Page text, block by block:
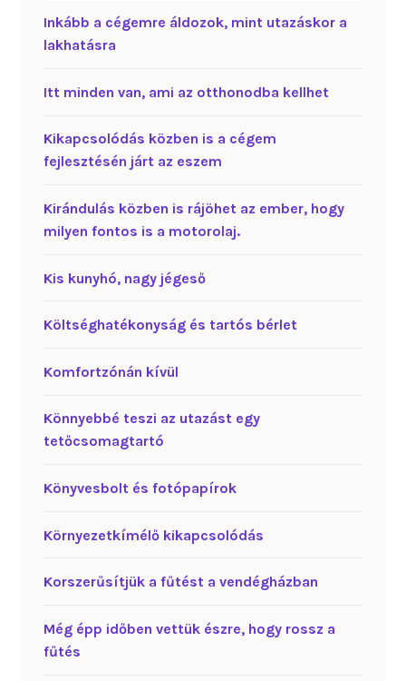
Inkább a cégemre áldozok, mint utazáskor a
lakhatásra
Itt minden van, ami az otthonodba kellhet
Kikapcsolódás közben is a cégem
fejlesztésén járt az eszem
Kirándulás közben is rájöhet az ember, hogy
milyen fontos is a motorolaj.
Kis kunyhó, nagy jégeső
Költséghatékonyság és tartós bérlet
Komfortzónán kívül
Könnyebbé teszi az utazást egy
tetőcsomagtartó
Könyvesbolt és fotópapírok
Környezetkímélő kikapcsolódás
Korszerűsítjük a fűtést a vendégházban
Még épp időben vettük észre, hogy rossz a
fűtés